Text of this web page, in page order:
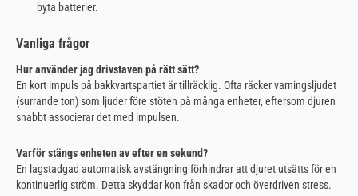
byta batterier.
Vanliga frågor
Hur använder jag drivstaven på rätt sätt?
En kort impuls på bakkvartspartiet är tillräcklig. Ofta räcker varningsljudet
(surrande ton) som ljuder före stöten på många enheter, eftersom djuren
snabbt associerar det med impulsen.
Varför stängs enheten av efter en sekund?
En lagstadgad automatisk avstängning förhindrar att djuret utsätts för en
kontinuerlig ström. Detta skyddar kon från skador och överdriven stress.